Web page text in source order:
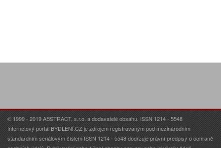
© 1999 - 2019 ABSTRACT, s.r.o. a dodavatelé obsahu. ISSN 1214 - 5548
Internetový portál BYDLENÍ.CZ je zdrojem registrovaným pod mezinárodním
standardním seriálovým číslem ISSN 1214 - 5548 dodržuje právní předpisy o ochraně